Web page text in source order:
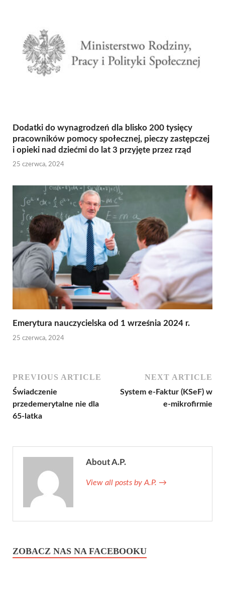
Dodatki do wynagrodzeń dla blisko 200 tysięcy
pracowników pomocy społecznej, pieczy zastępczej
i opieki nad dziećmi do lat 3 przyjęte przez rząd
25 czerwca, 2024
Emerytura nauczycielska od 1 września 2024 r.
25 czerwca, 2024
PREVIOUS ARTICLE
Świadczenie
przedemerytalne nie dla
65-latka
NEXT ARTICLE
System e-Faktur (KSeF) w
e-mikrofirmie
About A.P.
View all posts by A.P. →
ZOBACZ NAS NA FACEBOOKU